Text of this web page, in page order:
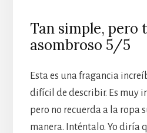
Tan simple, pero
asombroso 5/5
Esta es una fragancia
difícil de describir. Es muy
pero no recuerda a la ropa
manera. Inténtalo. Yo diría